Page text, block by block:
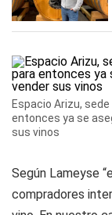
Espacio Arizu,
entonces ya se
sus vinos
Según Lameyse
compradores